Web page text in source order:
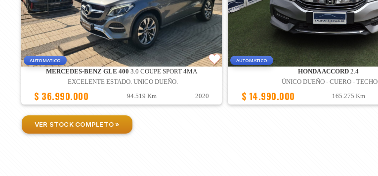
AUTOMATICO
MERCEDES-BENZ GLE 400 3.0 COUPE SPORT 4MA
EXCELENTE ESTADO. UNICO DUEÑO.
$ 36.990.000 94.519 Km 2020
AUTOMATICO
HONDA ACCORD 2.4
ÚNICO DUEÑO - CUERO - TECHO
$ 14.990.000 165.275 Km
VER STOCK COMPLETO »